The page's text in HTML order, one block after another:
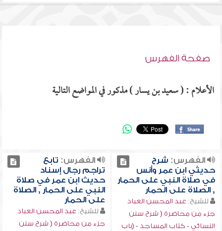
صفحة الفهرس
الأعلام : ( سعيد بن يسار ) مذكور في المواضع التالية
الفهرس: شرح
حديثي ابن عمر وأنس
في صلاة النبي على الحمار
, الصلاة على الحمار
للشيخ: عبد المحسن العباد
جزء من محاضرة ( شرح سنن
النسائي - كتاب المساجد - (باب
الفهرس: تابع
تراجم رجال إسناد
حديث ابن عمر في صلاة
النبي على الحمار , الصلاة
على الحمار
للشيخ: عبد المحسن العباد
جزء من محاضرة ( شرح سنن